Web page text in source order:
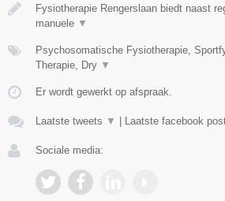
Fysiotherapie Rengerslaan biedt naast
manuele ▼
Psychosomatische Fysiotherapie,
Therapie, Dry ▼
Er wordt gewerkt op afspraak.
Laatste tweets ▼ Laatste facebook
Sociale media: